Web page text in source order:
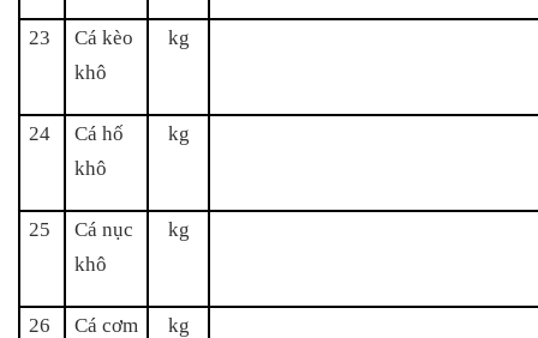
23
Cá kèo
khô
kg
24
Cá hố
khô
kg
25
Cá nục
khô
kg
26
Cá cơm
kg